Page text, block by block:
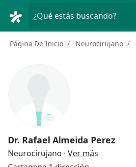
¿Qué estás buscando?
Página De Inicio Neurocirujano
Dr. Rafael Almeida Perez
Neurocirujano · Ver más